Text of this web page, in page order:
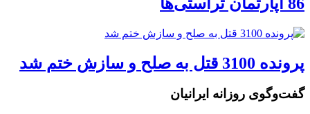
پرونده 3100 قتل به صلح و سازش ختم شد
گفت‌وگوی روزانه ایرانیان